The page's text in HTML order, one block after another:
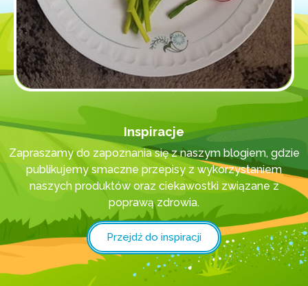
Inspiracje
Zapraszamy do zapoznania się z naszym blogiem, gdzie
publikujemy smaczne przepisy z wykorzystaniem
naszych produktów oraz ciekawostki związane z
poprawą zdrowia.
Przejdź do inspiracji